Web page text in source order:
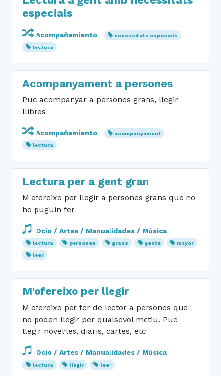
especials
Acompañamiento
necessitats especials
lectura
Acompanyament a persones
Puc acompanyar a persones grans, llegir
llibres
Acompañamiento
acompanyament
lectura
Lectura per a gent gran
M'ofereixo per llegir a persones grans que no
ho puguin fer
Ocio / Artes / Manualidades / Música
lectura persones grans gente
mayor
leer
M'ofereixo per llegir
M'ofereixo per fer de lector a persones que
no poden llegir per qualsevol motiu. Puc
llegir novel·les, diaris, cartes, etc.
Ocio / Artes / Manualidades / Música
lectura llegir leer